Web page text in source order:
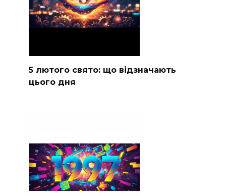
5 лютого свято: що відзначають
цього дня